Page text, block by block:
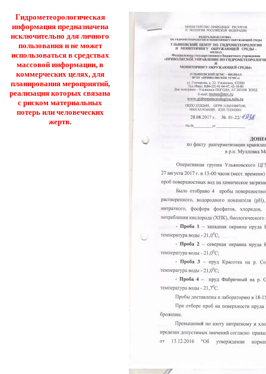
Гидрометеорологическая
информация предназначена
исключительно для личного
пользования и не может
использоваться в средствах
массовой информации, в
коммерческих целях, для
планирования мероприятий,
реализация которых связана
с риском материальных
потерь или человеческих
жертв.